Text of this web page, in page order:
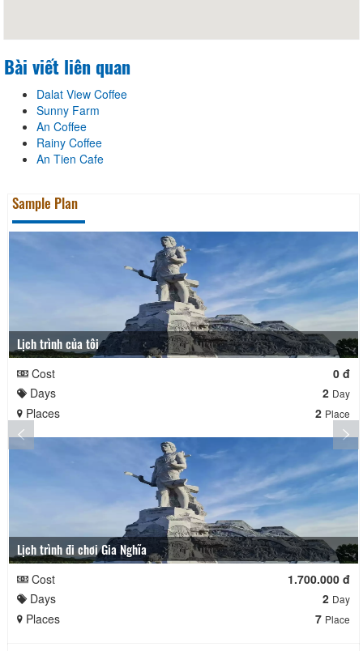
Bài viết liên quan
Dalat View Coffee
Sunny Farm
An Coffee
Rainy Coffee
An Tien Cafe
Sample Plan
Lịch trình của tôi
Cost
0 đ
Days
2 Day
Places 2 Place
Lịch trình đi chơi Gia Nghĩa
Cost
1.700.000 đ
Days
2 Day
Places 7 Place